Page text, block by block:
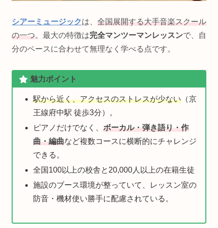
シアーミュージックは、 全国展開する大手音楽スクール
の一つ。最大の特徴は完全マンツーマンレッスンで、自
分のペースに合わせて無理なく学べる点です。
魅力ポイント
駅から近く、アクセスのストレスが少ない（京
王線府中駅 徒歩3分）。
ピアノだけでなく、 ボーカル・弾き語り・作
曲・編曲など複数コースに横断的にチャレンジ
できる。
全国100以上の校舎と20,000人以上の在籍生徒
施設のブース環境が整っていて、レッスン室の
防音・機材使い勝手に配慮されている。